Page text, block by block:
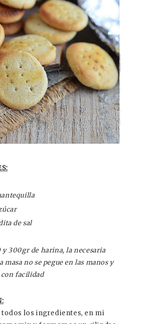
de sal
300gr de harina, la necesaria
masa no se pegue en las manos y
con facilidad
los ingredientes, en mi